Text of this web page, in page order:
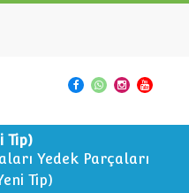
Tip)
Yedek Parçaları
Tip)